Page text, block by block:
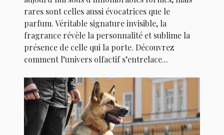
rares sont celles aussi évocatrices que le
parfum. Véritable signature invisible, la
fragrance révèle la personnalité et sublime la
présence de celle qui la porte. Découvrez
comment l’univers olfactif s’entrelace...